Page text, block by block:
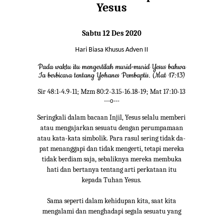
Yesus
Sabtu 12 Des 2020
Hari Biasa Khusus Adven II
Pada waktu itu mengertilah murid-murid Yesus bahwa
Ia berbicara tentang Yohanes Pembaptis. (Mat 17:13)
Sir 48:1-4.9-11; Mzm 80:2-3.15-16.18-19; Mat 17:10-13
---o---
Seringkali dalam bacaan Injil, Yesus selalu memberi
atau mengajarkan sesuatu dengan perumpamaan
atau kata-kata simbolik. Para rasul sering tidak da-
pat menanggapi dan tidak mengerti, tetapi mereka
tidak berdiam saja, sebaliknya mereka membuka
hati dan bertanya tentang arti perkataan itu
kepada Tuhan Yesus.
Sama seperti dalam kehidupan kita, saat kita
mengalami dan menghadapi segala sesuatu yang